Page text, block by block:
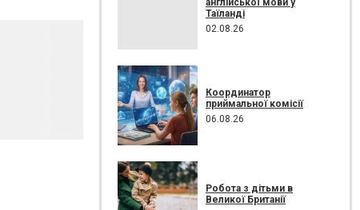
Таїланді
02.08.26
Координатор
приймальної комісії
06.08.26
Робота з дітьми в
Великої Британії